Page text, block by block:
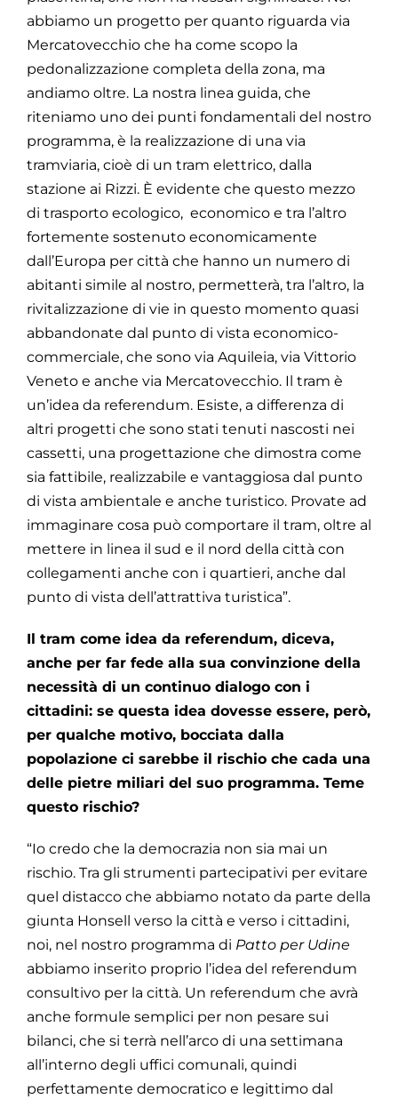
abbiamo un progetto per quanto riguarda via
Mercatovecchio che ha come scopo la
pedonalizzazione completa della zona, ma
andiamo oltre. La nostra linea guida, che
riteniamo uno dei punti fondamentali del nostro
programma, è la realizzazione di una via
tramviaria, cioè di un tram elettrico, dalla
stazione ai Rizzi. È evidente che questo mezzo
di trasporto ecologico, economico e tra l’altro
fortemente sostenuto economicamente
dall’Europa per città che hanno un numero di
abitanti simile al nostro, permetterà, tra l’altro, la
rivitalizzazione di vie in questo momento quasi
abbandonate dal punto di vista economico-
commerciale, che sono via Aquileia, via Vittorio
Veneto e anche via Mercatovecchio. Il tram è
un’idea da referendum. Esiste, a differenza di
altri progetti che sono stati tenuti nascosti nei
cassetti, una progettazione che dimostra come
sia fattibile, realizzabile e vantaggiosa dal punto
di vista ambientale e anche turistico. Provate ad
immaginare cosa può comportare il tram, oltre al
mettere in linea il sud e il nord della città con
collegamenti anche con i quartieri, anche dal
punto di vista dell’attrattiva turistica”.
Il tram come idea da referendum, diceva,
anche per far fede alla sua convinzione della
necessità di un continuo dialogo con i
cittadini: se questa idea dovesse essere, però,
per qualche motivo, bocciata dalla
popolazione ci sarebbe il rischio che cada una
delle pietre miliari del suo programma. Teme
questo rischio?
“Io credo che la democrazia non sia mai un
rischio. Tra gli strumenti partecipativi per evitare
quel distacco che abbiamo notato da parte della
giunta Honsell verso la città e verso i cittadini,
noi, nel nostro programma di Patto per Udine
abbiamo inserito proprio l’idea del referendum
consultivo per la città. Un referendum che avrà
anche formule semplici per non pesare sui
bilanci, che si terrà nell’arco di una settimana
all’interno degli uffici comunali, quindi
perfettamente democratico e legittimo dal